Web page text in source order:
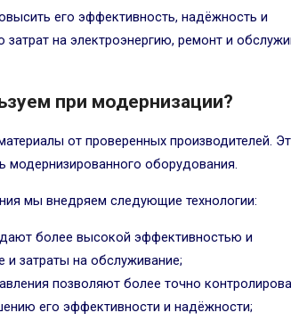
его эффективность, надёжность и
на электроэнергию, ремонт и
при модернизации?
от проверенных производителей.
модернизированного оборудования.
мы внедряем следующие технологии:
более высокой эффективностью и
и затраты на обслуживание;
позволяют более точно
его эффективности и надёжности;